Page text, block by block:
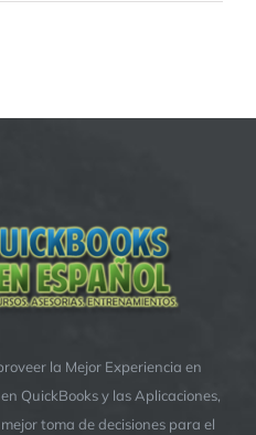
la Mejor Experiencia en
QuickBooks y las Aplicaciones,
toma de decisiones para el